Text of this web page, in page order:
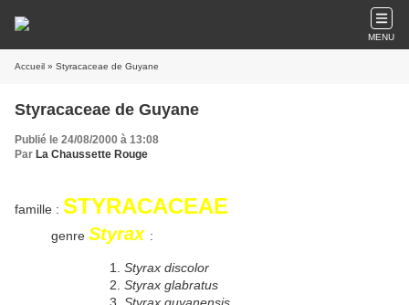
MENU
Accueil » Styracaceae de Guyane
Styracaceae de Guyane
Publié le 24/08/2000 à 13:08
Par La Chaussette Rouge
famille : STYRACACEAE
genre Styrax :
Styrax discolor
Styrax glabratus